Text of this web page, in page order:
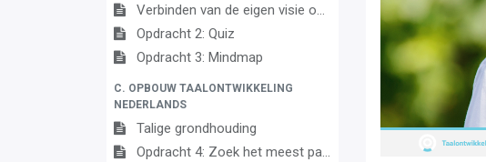
Verbinden van de eigen visie op leren en de visie van Zin in leren! Zin in leven!
Opdracht 2: Quiz
Opdracht 3: Mindmap
C. OPBOUW TAALONTWIKKELING
NEDERLANDS
Talige grondhouding
Opdracht 4: Zoek het meest passende doel